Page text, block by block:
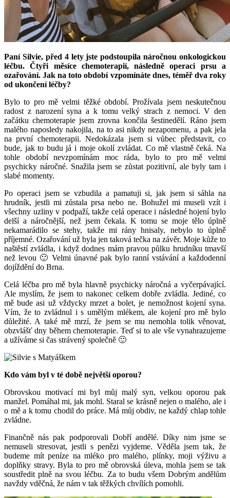
Paní Silvie, před 4 lety jste podstoupila náročnou onkologickou
léčbu. Čtyři měsíce chemoterapií, následně operaci prsu a
ozařování. Jak na toto období vzpomínáte dnes, téměř dva roky
od ukončení léčby?
Bylo to pro mě velmi těžké období. Prožívala jsem neskutečnou
radost z narození syna a k tomu velký strach z nemoci. V den
začátku chemoterapie jsem zrovna končila šestinedělí. Ráno jsem
malého naposledy nakojila, na to asi nikdy nezapomenu, a pak jela
na první chemoterapii. Nedokázala jsem si vůbec představit, co
bude, jak to budu já i moje okolí zvládat. Co mě vlastně čeká. Na
tohle období nevzpomínám moc ráda, bylo to pro mě velmi
psychicky náročné. Snažila jsem se zůstat pozitivní, ale byly tam i
slabé momenty.
Po operaci jsem se vzbudila a pamatuji si, jak jsem si sáhla na
hrudník, jestli mi zůstala prsa nebo ne. Bohužel mi museli vzít i
všechny uzliny v podpaží, takže celá operace i následné hojení bylo
delší a náročnější, než jsem čekala. K tomu se moje tělo úplně
nekamarádilo se stehy, takže mi rány hnisaly, nebylo to úplně
příjemné. Ozařování už byla jen taková tečka na závěr. Moje kůže to
naštěstí zvládla, i když dodnes mám pravou půlku hrudníku tmavší
než levou 🙂 Velmi únavné pak bylo ranní vstávání a každodenní
dojíždění do Brna.
Celá léčba pro mě byla hlavně psychicky náročná a vyčerpávající.
Ale myslím, že jsem to nakonec celkem dobře zvládla. Jediné, co
mě bude asi už vždycky mrzet a bolet, je nemožnost kojení syna.
Vím, že to zvládnul i s umělým mlékem, ale kojení pro mě bylo
důležité. A také mě mrzí, že jsem se mu nemohla tolik věnovat,
obzvlášť dny během chemoterapie. Teď si to ale vše vynahrazujeme
a užíváme si čas strávený společně 🙂
Kdo vám byl v té době největší oporou?
Obrovskou motivací mi byl můj malý syn, velkou oporou pak
manžel. Pomáhal mi, jak mohl. Staral se krásně nejen o malého, ale i
o mě a k tomu chodil do práce. Má můj obdiv, ne každý chlap tohle
zvládne.
Finančně nás pak podporovali Dobří andělé. Díky nim jsme se
nemuseli stresovat, jestli s penězi vyjdeme. Věděla jsem tak, že
budeme mít peníze na mléko pro malého, plínky, moji výživu a
doplňky stravy. Byla to pro mě obrovská úleva, mohla jsem se tak
soustředit plně na svou léčbu. Za to budu všem Dobrým andělům
navždy vděčná, že nám v tak těžkých chvílích pomohli.